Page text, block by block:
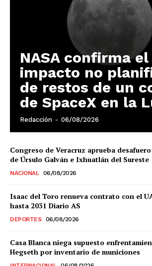
NASA confirma el
impacto no
de restos de un
de SpaceX en la
Redacción - 06/08/2026
Congreso de Veracruz aprueba
de Úrsulo Galván e Ixhuatlán del Sureste
NACIONAL 06/08/2026
Isaac del Toro renueva contrato con el
hasta 2031 Diario AS
DEPORTES 06/08/2026
Casa Blanca niega supuesto
Hegseth por inventario de municiones